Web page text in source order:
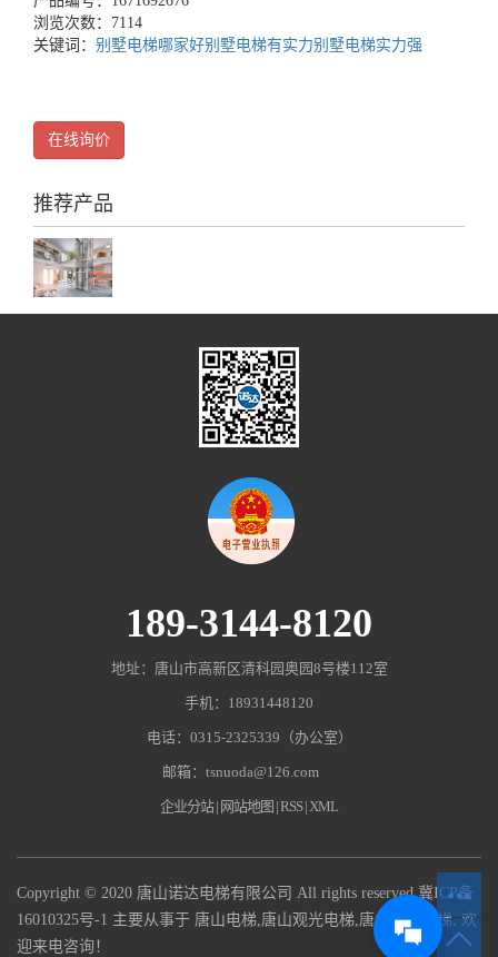
浏览次数：7114
关键词： 别墅电梯哪家好别墅电梯有实力别墅电梯实力强
在线询价
推荐产品
189-3144-8120
地址：唐山市高新区清科园奥园8号楼112室
手机：18931448120
电话：0315-2325339（办公室）
邮箱：tsnuoda@126.com
企业分站| 网站地图 |RSS|XML
Copyright © 2020 唐山诺达电梯有限公司 All rights reserved冀ICP备
16010325号-1 主要从事于 唐山电梯,唐山观光电梯,唐山杂物电梯, 欢
迎来电咨询！